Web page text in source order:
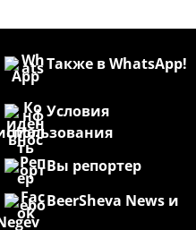
Также в WhatsApp!
Условия
Вы репортер
BeerSheva News и